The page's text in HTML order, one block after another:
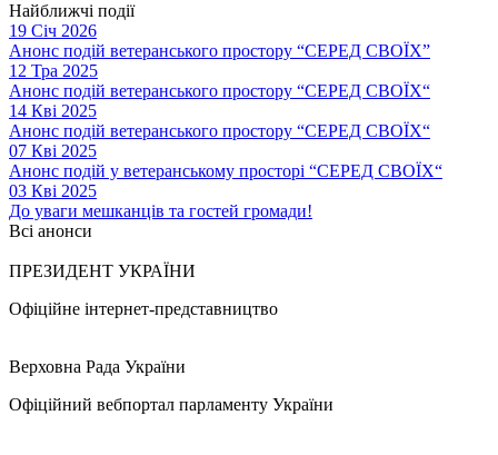
Найближчі події
19 Січ 2026
Анонс подій ветеранського простору “СЕРЕД СВОЇХ”
12 Тра 2025
Анонс подій ветеранського простору “СЕРЕД СВОЇХ“
14 Кві 2025
Анонс подій ветеранського простору “СЕРЕД СВОЇХ“
07 Кві 2025
Анонс подій у ветеранському просторі “СЕРЕД СВОЇХ“
03 Кві 2025
До уваги мешканців та гостей громади!
Всі анонси
ПРЕЗИДЕНТ УКРАЇНИ
Офіційне інтернет-представництво
Верховна Рада України
Офіційний вебпортал парламенту України